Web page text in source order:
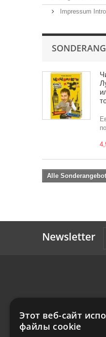
Impressum
Alle
Newsletter
Этот веб-сайт
файлы cookie